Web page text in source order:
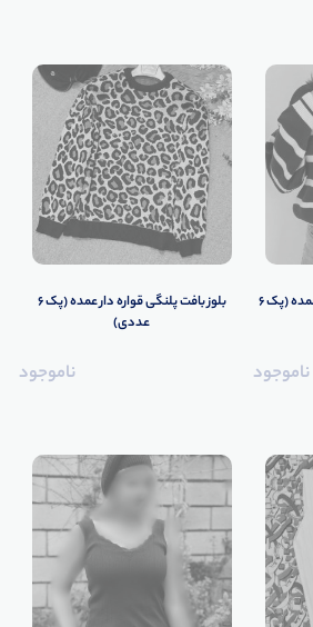
تیشرت بافت پینترستی گرم بالا عمده (پک 6
ناموجود
بلوز بافت پلنگی قواره دار عمده (پک 6
عددی)
ناموجود